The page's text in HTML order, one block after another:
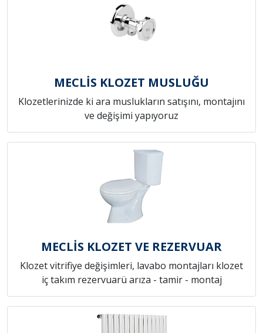
MECLİS KLOZET MUSLUĞU
Klozetlerinizde ki ara muslukların satışını, montajını
ve değişimi yapıyoruz
MECLİS KLOZET VE REZERVUAR
Klozet vitrifiye değişimleri, lavabo montajları klozet
iç takım rezervuarü arıza - tamir - montaj